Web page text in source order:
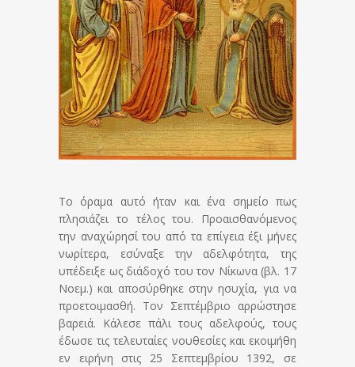
Το όραμα αυτό ήταν και ένα σημείο πως
πλησιάζει το τέλος του. Προαισθανόμενος
την αναχώρησί του από τα επίγεια έξι μήνες
νωρίτερα, εσύναξε την αδελφότητα, της
υπέδειξε ως διάδοχό του τον Νίκωνα (βλ. 17
Νοεμ.) και αποσύρθηκε στην ησυχία, για να
προετοιμασθή. Τον Σεπτέμβριο αρρώστησε
βαρειά. Κάλεσε πάλι τους αδελφούς, τους
έδωσε τις τελευταίες νουθεσίες και εκοιμήθη
εν ειρήνη στις 25 Σεπτεμβρίου 1392, σε